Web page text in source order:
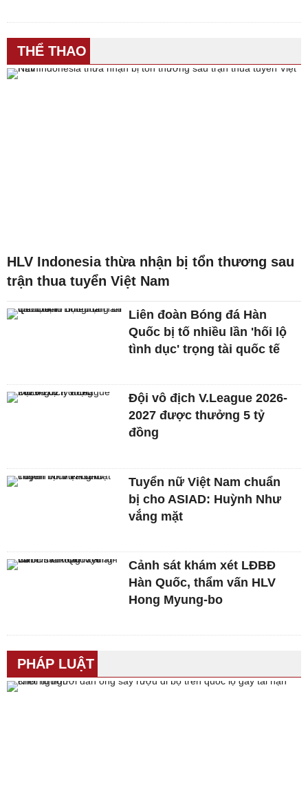
THỂ THAO
HLV Indonesia thừa nhận bị tổn thương sau
trận thua tuyển Việt Nam
Liên đoàn Bóng đá Hàn
Quốc bị tố nhiều lần 'hối lộ
tình dục' trọng tài quốc tế
Đội vô địch V.League 2026-
2027 được thưởng 5 tỷ
đồng
Tuyển nữ Việt Nam chuẩn
bị cho ASIAD: Huỳnh Như
vắng mặt
Cảnh sát khám xét LĐBĐ
Hàn Quốc, thẩm vấn HLV
Hong Myung-bo
PHÁP LUẬT